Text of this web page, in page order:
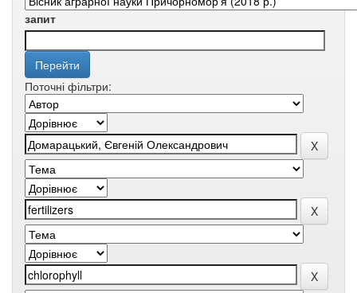
запит
Поточні фільтри: